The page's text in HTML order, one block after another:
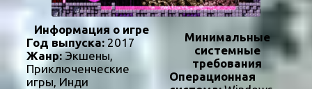
Информация о игре
Год выпуска: 2017
Жанр:Экшены,
Приключенческие
игры, Инди
Минимальные
системные
требования
Операционная